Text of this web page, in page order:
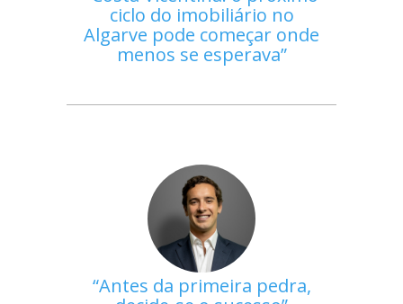
ciclo do imobiliário no
Algarve pode começar onde
menos se esperava
Antes da primeira pedra,